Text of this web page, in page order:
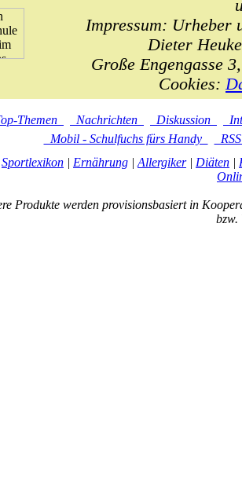
Impressum: Urheber
Dieter
Große Engengasse
Cookies:
Themen Nachrichten Diskussion
Mobil - Schulfuchs fürs Handy
Sportlexikon | Ernährung | Allergiker| Diäten |
Produkte werden provisionsbasiert in
bzw.